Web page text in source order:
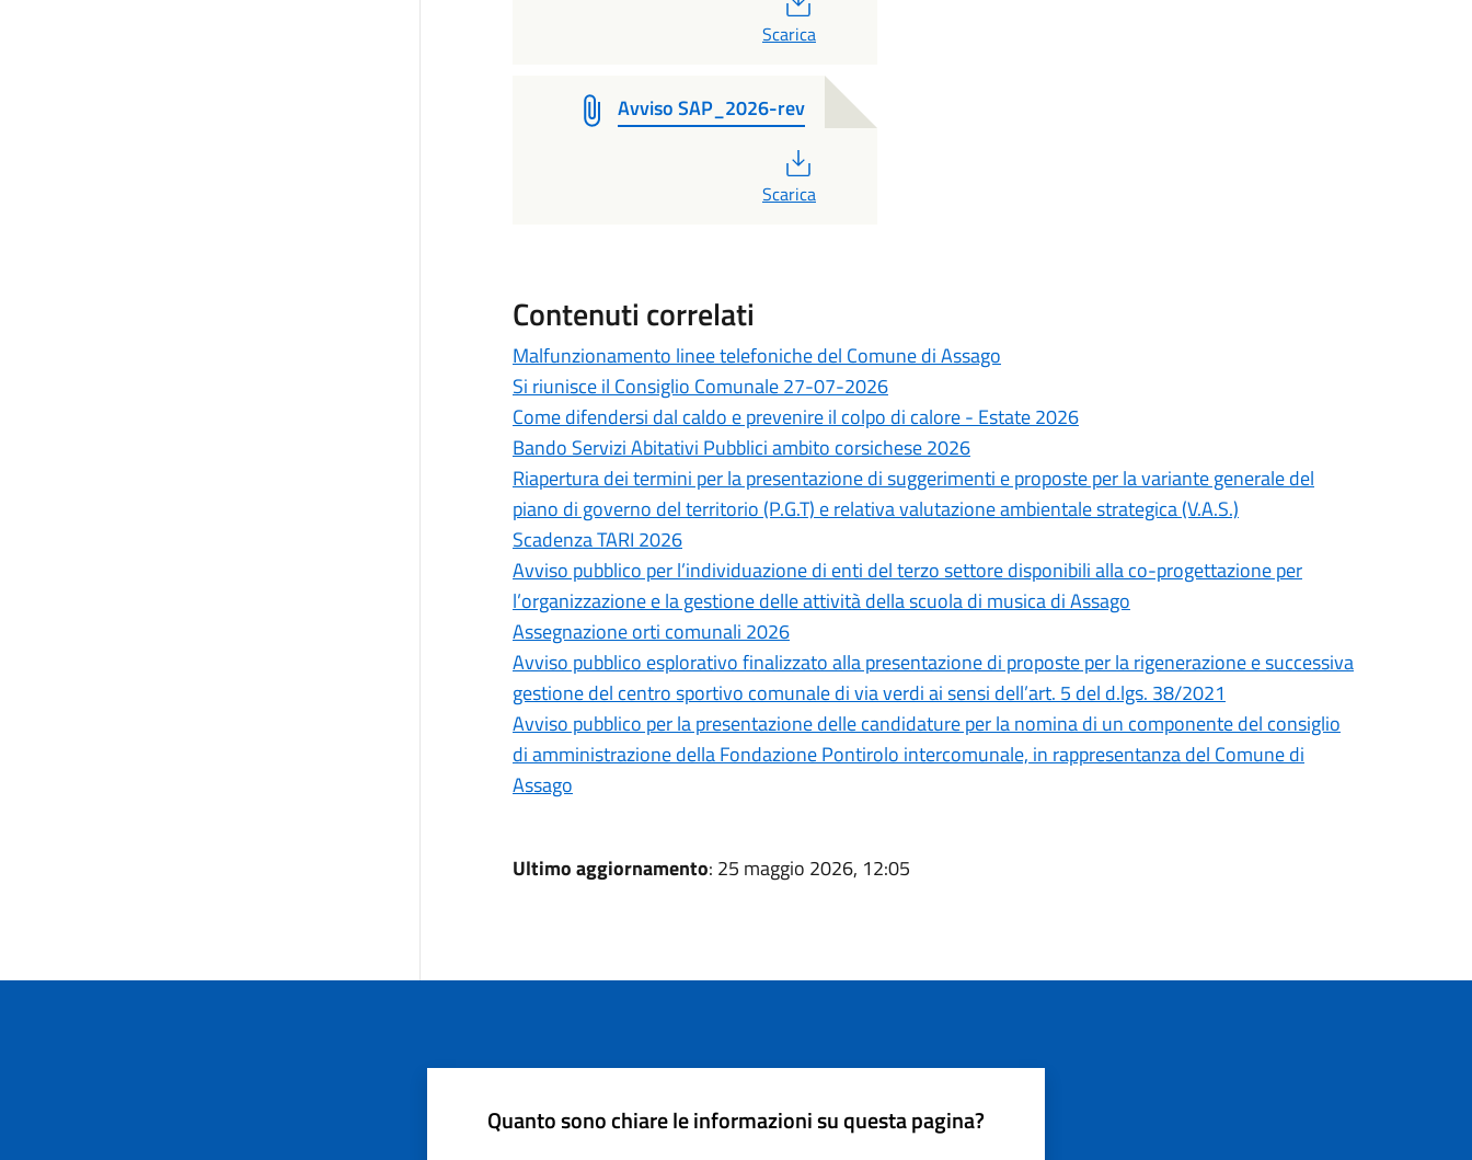
Scarica
Avviso SAP_2026-rev
Scarica
Contenuti correlati
Malfunzionamento linee telefoniche del Comune di Assago
Si riunisce il Consiglio Comunale 27-07-2026
Come difendersi dal caldo e prevenire il colpo di calore - Estate 2026
Bando Servizi Abitativi Pubblici ambito corsichese 2026
Riapertura dei termini per la presentazione di suggerimenti e proposte per la variante generale del
piano di governo del territorio (P.G.T) e relativa valutazione ambientale strategica (V.A.S.)
Scadenza TARI 2026
Avviso pubblico per l’individuazione di enti del terzo settore disponibili alla co-progettazione per
l’organizzazione e la gestione delle attività della scuola di musica di Assago
Assegnazione orti comunali 2026
Avviso pubblico esplorativo finalizzato alla presentazione di proposte per la rigenerazione e successiva
gestione del centro sportivo comunale di via verdi ai sensi dell’art. 5 del d.lgs. 38/2021
Avviso pubblico per la presentazione delle candidature per la nomina di un componente del consiglio
di amministrazione della Fondazione Pontirolo intercomunale, in rappresentanza del Comune di
Assago
Ultimo aggiornamento: 25 maggio 2026, 12:05
Quanto sono chiare le informazioni su questa pagina?